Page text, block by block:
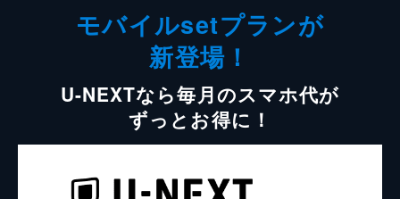
モバイルsetプランが
新登場！
U-NEXTなら毎月のスマホ代が
ずっとお得に！